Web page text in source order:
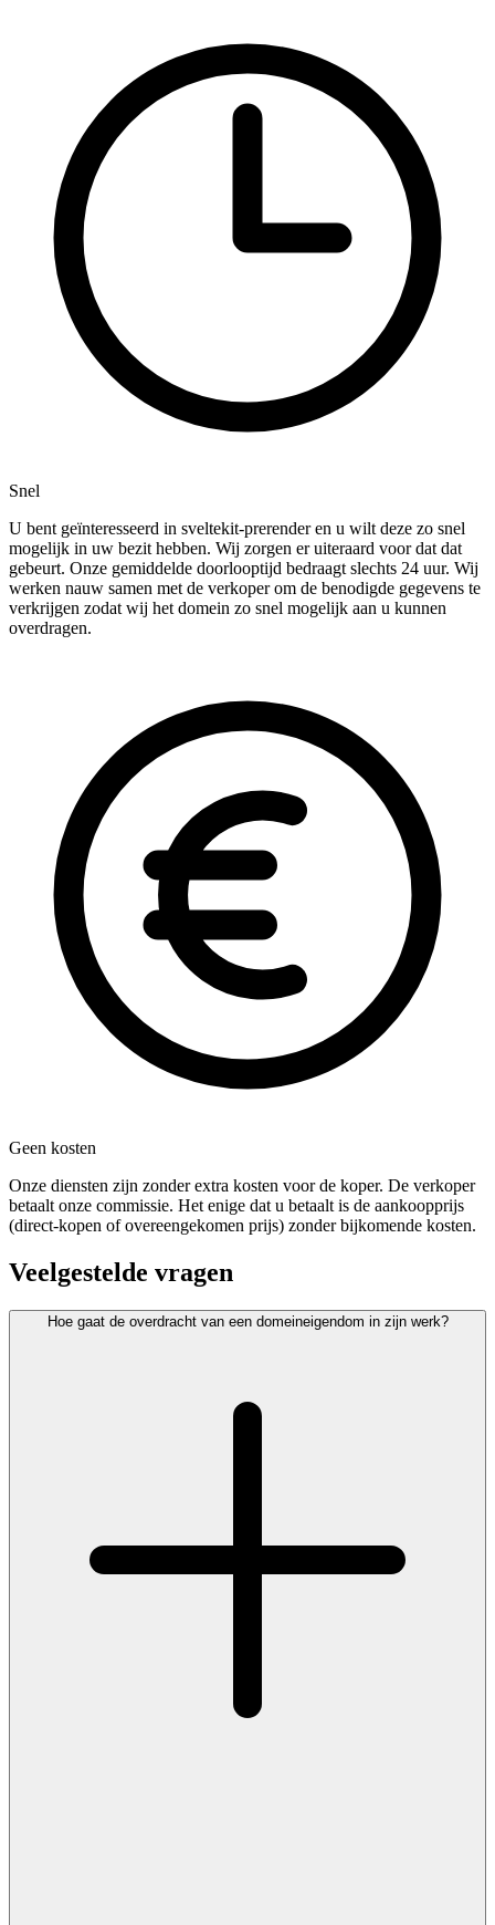
Snel
U bent geïnteresseerd in sveltekit-prerender en u wilt deze zo snel
mogelijk in uw bezit hebben. Wij zorgen er uiteraard voor dat dat
gebeurt. Onze gemiddelde doorlooptijd bedraagt slechts 24 uur. Wij
werken nauw samen met de verkoper om de benodigde gegevens te
verkrijgen zodat wij het domein zo snel mogelijk aan u kunnen
overdragen.
Geen kosten
Onze diensten zijn zonder extra kosten voor de koper. De verkoper
betaalt onze commissie. Het enige dat u betaalt is de aankoopprijs
(direct-kopen of overeengekomen prijs) zonder bijkomende kosten.
Veelgestelde vragen
Hoe gaat de overdracht van een domeineigendom in zijn werk?